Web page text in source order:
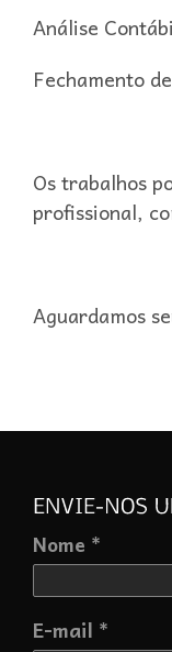
Análise
Fechamento
Os trabalhos
profissional,
Aguardamos
Nome *
E-mail *